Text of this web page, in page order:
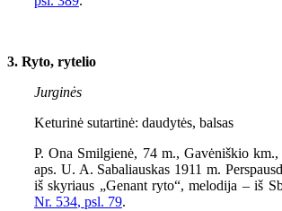
3. Ryto, rytelio
Jurginės
Keturinė sutartinė: daudytės, balsas
P. Ona Smilgienė, 74 m., Gavėniškio
aps. U. A. Sabaliauskas 1911 m.
iš skyriaus „Genant ryto“, melodija – iš
Nr. 534, psl. 79.